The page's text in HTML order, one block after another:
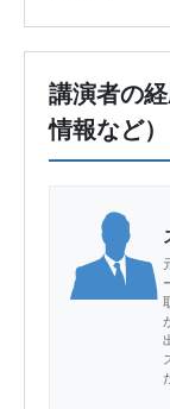
講演者の
情報など）